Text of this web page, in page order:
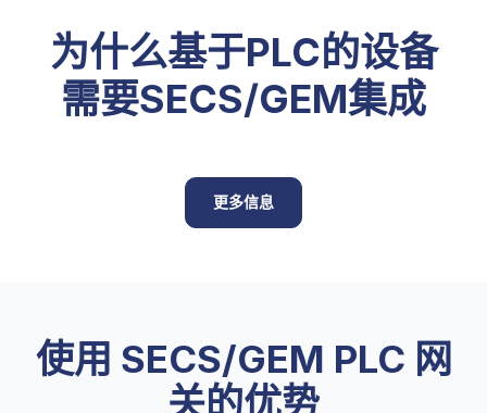
为什么基于PLC的设备
需要SECS/GEM集成
更多信息
使用 SECS/GEM PLC 网
关的优势